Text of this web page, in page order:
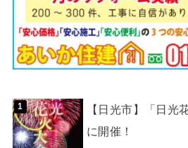
【日光市】「日光
に開催！